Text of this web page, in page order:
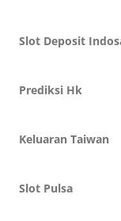
Slot Deposit
Prediksi Hk
Keluaran Taiwan
Slot Pulsa